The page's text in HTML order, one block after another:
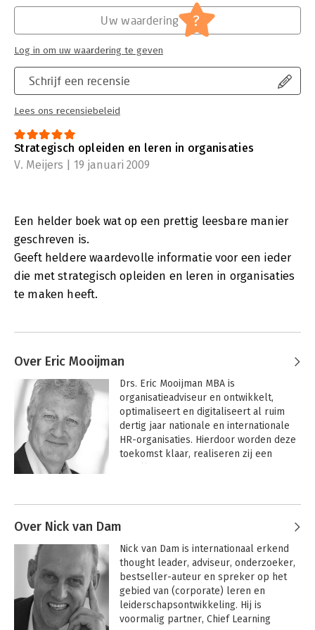
Schrijf een recensie
Lees ons recensiebeleid
Uw waardering ?
Log in om uw waardering te geven
Strategisch opleiden en leren in organisaties
V. Meijers | 19 januari 2009
Een helder boek wat op een prettig leesbare manier
geschreven is.
Geeft heldere waardevolle informatie voor een ieder
die met strategisch opleiden en leren in organisaties
te maken heeft.
Over Eric Mooijman
Drs. Eric Mooijman MBA is
organisatieadviseur en ontwikkelt,
optimaliseert en digitaliseert al ruim
dertig jaar nationale en internationale
HR-organisaties. Hierdoor worden deze
toekomst klaar, realiseren zij een
manager van een instituut voor
ruim tien jaar bij KPMG als consultant
en partner bij de adviesgroep
Ondernemingsbesturing & HR. In 2002
startte hij als ondernemer met het
adviesbureau Vitrum Consulting dat
inmiddels bijna 25 jaar bestaat.
Over Nick van Dam
Nick van Dam is internationaal erkend
thought leader, adviseur, onderzoeker,
bestseller-auteur en spreker op het
gebied van (corporate) leren en
leiderschapsontwikkeling. Hij is
voormalig partner, Chief Learning